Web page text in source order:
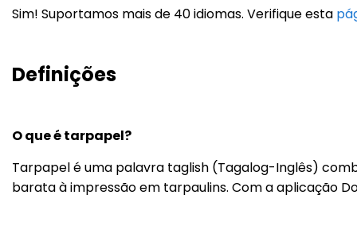
Sim! Suportamos mais de 40 idiomas. Verifique esta
Definições
O que é tarpapel?
Tarpapel é uma palavra taglish (Tagalog-Inglês)
barata à impressão em tarpaulins. Com a aplicação